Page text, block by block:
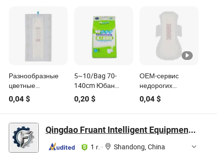
Разнообразные
цветные
одноразовые
впитывающие
санитарные
прокладки
0,04 $
5~10/Bag 70-
140cm Юбан
550*355*415mm
800*650mm
Фуцзянь Китай
Использование
Санитарные
Продукты
0,20$
ОЕМ-сервис
недорогих
одноразовых
санитарных
прокладок
0,04$
Qingdao Fruant Intelligent Equipment Co., Ltd
1 г. ·
Shandong, China